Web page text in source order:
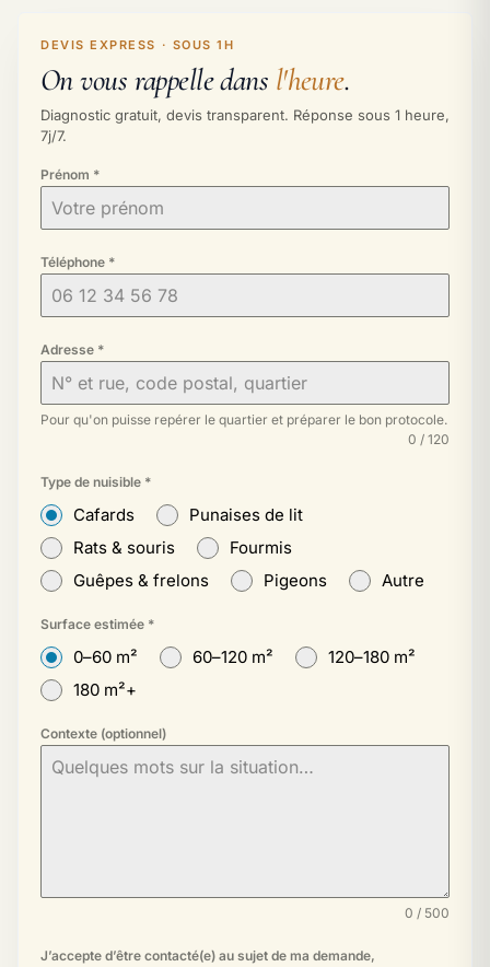
DEVIS EXPRESS · SOUS 1H
On vous rappelle dans l'heure.
Diagnostic gratuit, devis transparent. Réponse sous 1 heure,
7j/7.
Prénom *
Téléphone *
Adresse *
Pour qu'on puisse repérer le quartier et préparer le bon protocole.
0 / 120
Type de nuisible *
Cafards
Punaises de lit
Rats & souris
Fourmis
Guêpes & frelons
Pigeons Autre
Surface estimée *
0–60 m² 60–120 m²
120–180 m²
180 m²+
Contexte (optionnel)
0 / 500
J’accepte d’être contacté(e) au sujet de ma demande,